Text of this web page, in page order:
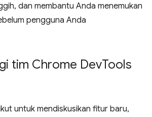
dan membantu Anda menemukan
pengguna Anda
tim Chrome DevTools
untuk mendiskusikan fitur baru,